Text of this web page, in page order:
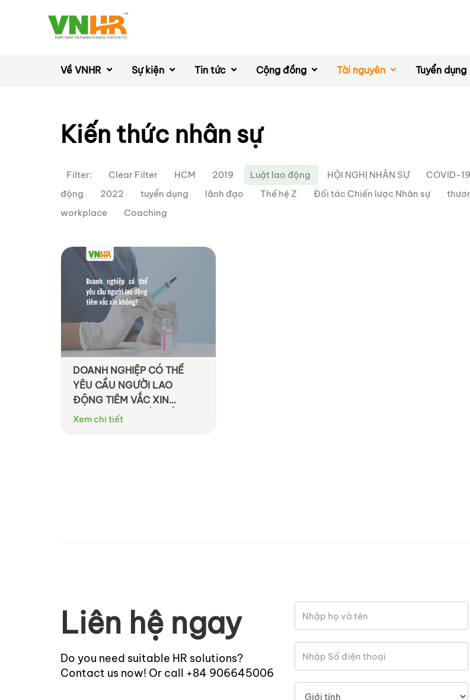
Về VNHR Sự kiện Tin tức Cộng đồng Tài nguyên Tuyển dụng
Kiến thức nhân sự
Filter: Clear Filter HCM 2019 Luật lao động HỘI NGHỊ NHÂN SỰ COVID-19
động
2022 tuyển dụng lãnh đạo Thế hệ Z Đối tác Chiến lược Nhân sự
workplace
Coaching
DOANH NGHIỆP CÓ THỂ
YÊU CẦU NGƯỜI LAO
ĐỘNG TIÊM VẮC XIN
KHÔNG? CÁC VẤN ĐỀ LAO
Xem chi tiết
Liên hệ ngay
Do you need suitable HR solutions?
Contact us now! Or call +84 906645006